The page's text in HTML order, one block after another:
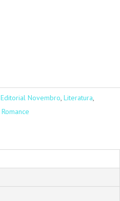
Editorial Novembro, Literatura,
Romance